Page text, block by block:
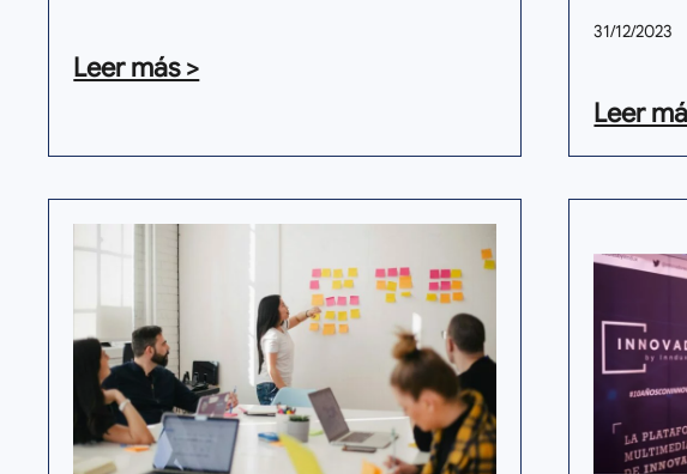
Leer más >
31/12/2023
Leer